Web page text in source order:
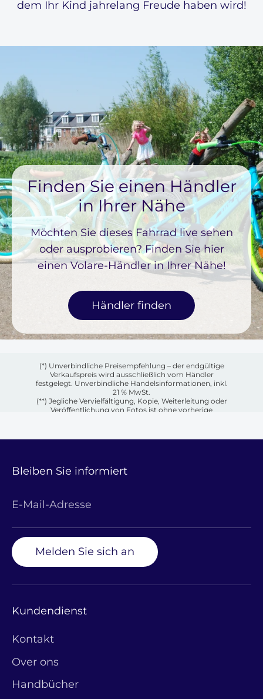
dem Ihr Kind jahrelang Freude haben wird!
Finden Sie einen Händler
in Ihrer Nähe
Möchten Sie dieses Fahrrad live sehen
oder ausprobieren? Finden Sie hier
einen Volare-Händler in Ihrer Nähe!
Händler finden
(*) Unverbindliche Preisempfehlung – der endgültige
Verkaufspreis wird ausschließlich vom Händler
festgelegt. Unverbindliche Handelsinformationen, inkl.
21 % MwSt.
(**) Jegliche Vervielfältigung, Kopie, Weiterleitung oder
Veröffentlichung von Fotos ist ohne vorherige
Bleiben Sie informiert
E-Mail-Adresse
Melden Sie sich an
Kundendienst
Kontakt
Over ons
Handbücher